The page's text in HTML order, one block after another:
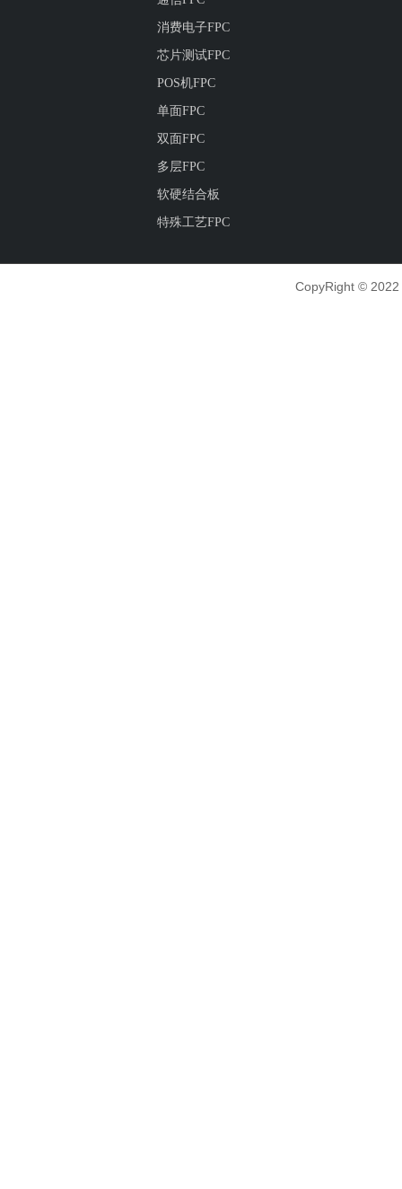
消费电子FPC
芯片测试FPC
POS机FPC
单面FPC
双面FPC
多层FPC
软硬结合板
特殊工艺FPC
CopyRight ©